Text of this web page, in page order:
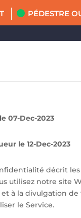
PÉDESTRE
07-Dec-2023
le 12-Dec-2023
décrit les
utilisez notre site
et à la divulgation
le Service.